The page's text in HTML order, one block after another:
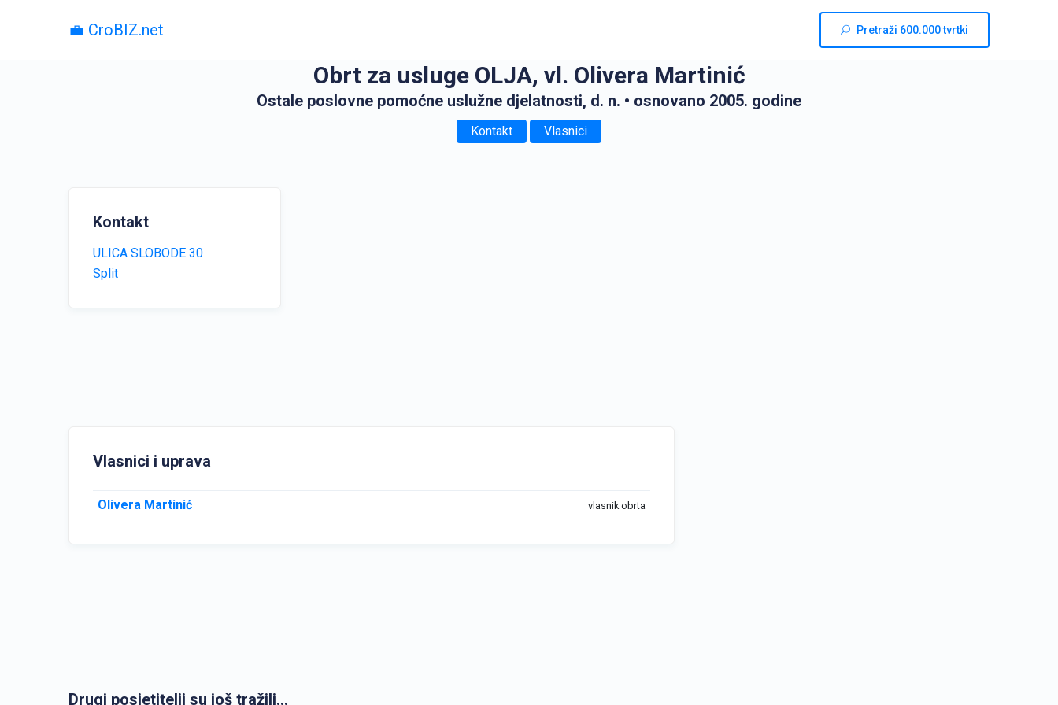
💼 CroBIZ.net Pretraži 600.000 tvrtki
Obrt za usluge OLJA, vl. Olivera Martinić
Ostale poslovne pomoćne uslužne djelatnosti, d. n. • osnovano 2005. godine
Kontakt Vlasnici
Kontakt
ULICA SLOBODE 30
Split
Vlasnici i uprava
Olivera Martinić vlasnik obrta
Drugi posjetitelji su još tražili...